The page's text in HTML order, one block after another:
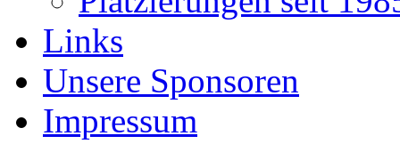
Links
Unsere Sponsoren
Impressum